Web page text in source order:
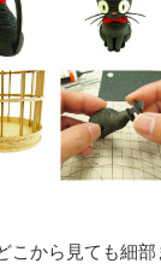
から見ても細